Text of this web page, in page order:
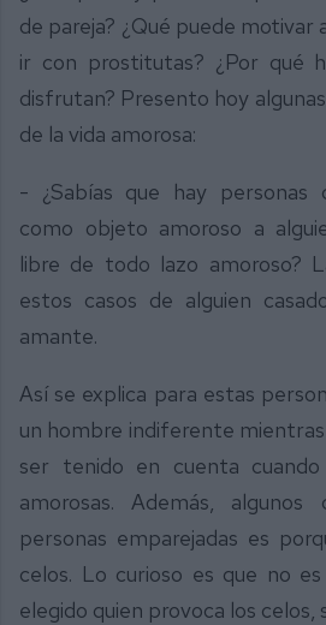
de pareja? ¿Qué puede motivar
ir con prostitutas? ¿Por qué
disfrutan? Presento hoy
de la vida amorosa:
- ¿Sabías que hay personas
como objeto amoroso a
libre de todo lazo amoroso?
estos casos de alguien
amante.
Así se explica para estas
un hombre indiferente
ser tenido en cuenta cuando
amorosas. Además,
personas emparejadas es
celos. Lo curioso es que no
elegido quien provoca los celos,